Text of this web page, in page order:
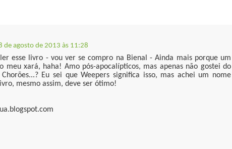
de agosto de 2013 às 11:28
esse livro - vou ver se compro na Bienal - Ainda mais porque um
meu xará, haha! Amo pós-apocalípticos, mas apenas não gostei do
Eu sei que Weepers significa isso, mas achei um nome
mesmo assim, deve ser ótimo!